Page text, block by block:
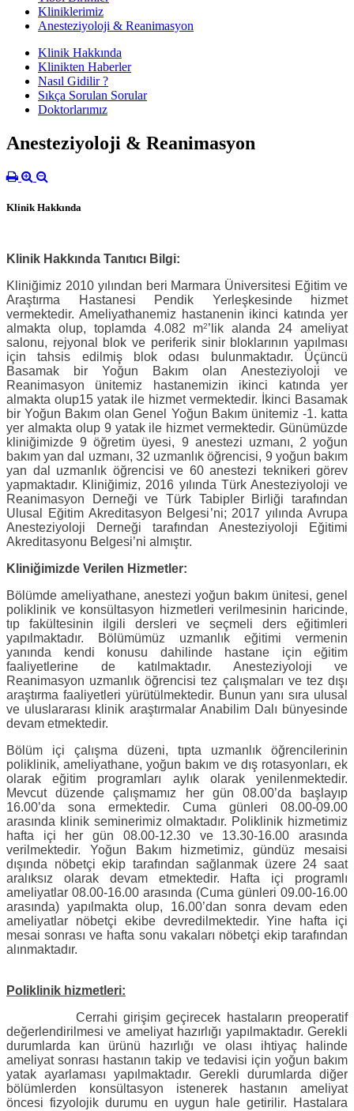
Kliniklerimiz
Anesteziyoloji & Reanimasyon
Klinik Hakkında
Klinikten Haberler
Nasıl Gidilir ?
Sıkça Sorulan Sorular
Doktorlarımız
Anesteziyoloji & Reanimasyon
Klinik Hakkında
Klinik Hakkında Tanıtıcı Bilgi:
Kliniğimiz 2010 yılından beri Marmara Üniversitesi Eğitim ve
Araştırma Hastanesi Pendik Yerleşkesinde hizmet
vermektedir. Ameliyathanemiz hastanenin ikinci katında yer
almakta olup, toplamda 4.082 m2’lik alanda 24 ameliyat
salonu, rejyonal blok ve periferik sinir bloklarının yapılması
için tahsis edilmiş blok odası bulunmaktadır. Üçüncü
Basamak bir Yoğun Bakım olan Anesteziyoloji ve
Reanimasyon ünitemiz hastanemizin ikinci katında yer
almakta olup15 yatak ile hizmet vermektedir. İkinci Basamak
bir Yoğun Bakım olan Genel Yoğun Bakım ünitemiz -1. katta
yer almakta olup 9 yatak ile hizmet vermektedir. Günümüzde
kliniğimizde 9 öğretim üyesi, 9 anestezi uzmanı, 2 yoğun
bakım yan dal uzmanı, 32 uzmanlık öğrencisi, 9 yoğun bakım
yan dal uzmanlık öğrencisi ve 60 anestezi teknikeri görev
yapmaktadır. Kliniğimiz, 2016 yılında Türk Anesteziyoloji ve
Reanimasyon Derneği ve Türk Tabipler Birliği tarafından
Ulusal Eğitim Akreditasyon Belgesi’ni; 2017 yılında Avrupa
Anesteziyoloji Derneği tarafından Anesteziyoloji Eğitimi
Akreditasyonu Belgesi’ni almıştır.
Kliniğimizde Verilen Hizmetler:
Bölümde ameliyathane, anestezi yoğun bakım ünitesi, genel
poliklinik ve konsültasyon hizmetleri verilmesinin haricinde,
tıp fakültesinin ilgili dersleri ve seçmeli ders eğitimleri
yapılmaktadır. Bölümümüz uzmanlık eğitimi vermenin
yanında kendi konusu dahilinde hastane için eğitim
faaliyetlerine de katılmaktadır. Anesteziyoloji ve
Reanimasyon uzmanlık öğrencisi tez çalışmaları ve tez dışı
araştırma faaliyetleri yürütülmektedir. Bunun yanı sıra ulusal
ve uluslararası klinik araştırmalar Anabilim Dalı bünyesinde
devam etmektedir.
Bölüm içi çalışma düzeni, tıpta uzmanlık öğrencilerinin
poliklinik, ameliyathane, yoğun bakım ve dış rotasyonları, ek
olarak eğitim programları aylık olarak yenilenmektedir.
Mevcut düzende çalışmamız her gün 08.00’da başlayıp
16.00’da sona ermektedir. Cuma günleri 08.00-09.00
arasında klinik seminerimiz olmaktadır. Poliklinik hizmetimiz
hafta içi her gün 08.00-12.30 ve 13.30-16.00 arasında
verilmektedir. Yoğun Bakım hizmetimiz, gündüz mesaisi
dışında nöbetçi ekip tarafından sağlanmak üzere 24 saat
aralıksız olarak devam etmektedir. Hafta içi programlı
ameliyatlar 08.00-16.00 arasında (Cuma günleri 09.00-16.00
arasında) yapılmakta olup, 16.00’dan sonra devam eden
ameliyatlar nöbetçi ekibe devredilmektedir. Yine hafta içi
mesai sonrası ve hafta sonu vakaları nöbetçi ekip tarafından
alınmaktadır.
Poliklinik hizmetleri:
Cerrahi girişim geçirecek hastaların preoperatif
değerlendirilmesi ve ameliyat hazırlığı yapılmaktadır. Gerekli
durumlarda kan ürünü hazırlığı ve olası ihtiyaç halinde
ameliyat sonrası hastanın takip ve tedavisi için yoğun bakım
yatak ayarlaması yapılmaktadır. Gerekli durumlarda diğer
bölümlerden konsültasyon istenerek hastanın ameliyat
öncesi fizyolojik durumu en uygun hale getirilir. Hastalara